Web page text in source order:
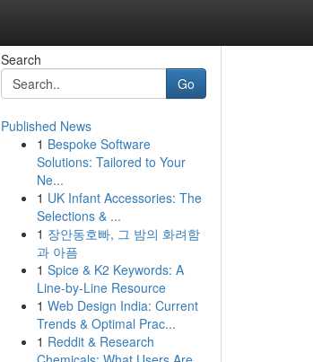
Search
Go
Published News
1 Bespoke Software
Solutions: Tailored to Your
Ne...
1 UK Infant Accessories: The
Selections & ...
1 장안동호빠, 그 밤의 화려함
과 아픔
1 Spice & K2 Keywords: A
Line-by-Line Resource
1 Web Design India: Current
Trends & Optimal Prac...
1 Reddit & Research